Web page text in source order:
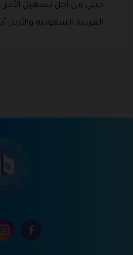
جيني من أجل تسهيل الأمر
العربية السعودية والأردن